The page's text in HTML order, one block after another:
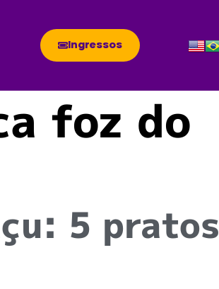
Ingressos
foz do
5 pratos